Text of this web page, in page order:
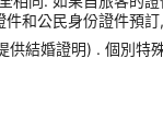
和公民身份證件預
結婚證明) . 個別